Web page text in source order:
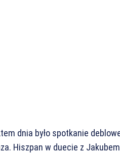
dnia było spotkanie
Hiszpan w duecie z